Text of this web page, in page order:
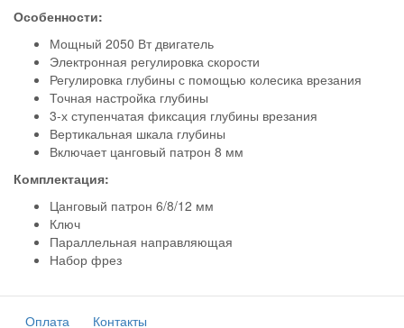
Особенности:
Мощный 2050 Вт двигатель
Электронная регулировка скорости
Регулировка глубины с помощью колесика врезания
Точная настройка глубины
3-х ступенчатая фиксация глубины врезания
Вертикальная шкала глубины
Включает цанговый патрон 8 мм
Комплектация:
Цанговый патрон 6/8/12 мм
Ключ
Параллельная направляющая
Набор фрез
Оплата Контакты